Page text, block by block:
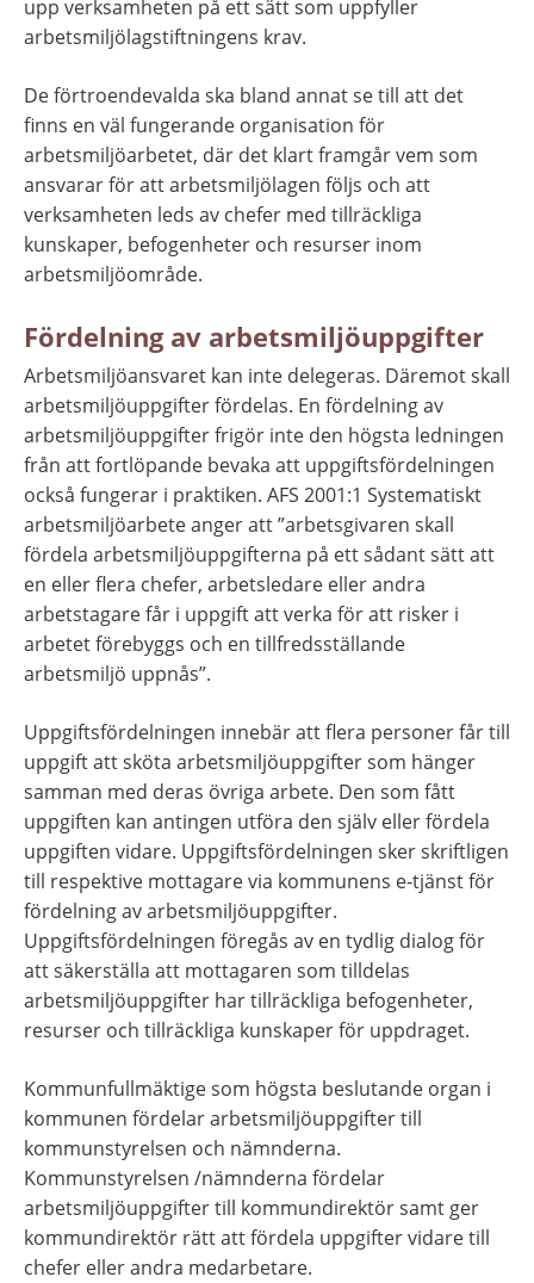
upp verksamheten på ett sätt som uppfyller
arbetsmiljölagstiftningens krav.
De förtroendevalda ska bland annat se till att det
finns en väl fungerande organisation för
arbetsmiljöarbetet, där det klart framgår vem som
ansvarar för att arbetsmiljölagen följs och att
verksamheten leds av chefer med tillräckliga
kunskaper, befogenheter och resurser inom
arbetsmiljöområde.
Fördelning av arbetsmiljöuppgifter
Arbetsmiljöansvaret kan inte delegeras. Däremot skall
arbetsmiljöuppgifter fördelas. En fördelning av
arbetsmiljöuppgifter frigör inte den högsta ledningen
från att fortlöpande bevaka att uppgiftsfördelningen
också fungerar i praktiken. AFS 2001:1 Systematiskt
arbetsmiljöarbete anger att ”arbetsgivaren skall
fördela arbetsmiljöuppgifterna på ett sådant sätt att
en eller flera chefer, arbetsledare eller andra
arbetstagare får i uppgift att verka för att risker i
arbetet förebyggs och en tillfredsställande
arbetsmiljö uppnås”.
Uppgiftsfördelningen innebär att flera personer får till
uppgift att sköta arbetsmiljöuppgifter som hänger
samman med deras övriga arbete. Den som fått
uppgiften kan antingen utföra den själv eller fördela
uppgiften vidare. Uppgiftsfördelningen sker skriftligen
till respektive mottagare via kommunens e-tjänst för
fördelning av arbetsmiljöuppgifter.
Uppgiftsfördelningen föregås av en tydlig dialog för
att säkerställa att mottagaren som tilldelas
arbetsmiljöuppgifter har tillräckliga befogenheter,
resurser och tillräckliga kunskaper för uppdraget.
Kommunfullmäktige som högsta beslutande organ i
kommunen fördelar arbetsmiljöuppgifter till
kommunstyrelsen och nämnderna.
Kommunstyrelsen /nämnderna fördelar
arbetsmiljöuppgifter till kommundirektör samt ger
kommundirektör rätt att fördela uppgifter vidare till
chefer eller andra medarbetare.